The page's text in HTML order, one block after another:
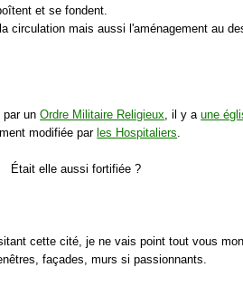
et se fondent.
circulation mais aussi l'aménagement au
par unOrdre Militaire Religieux , il y aune
modifiée par les Hospitaliers
Était elle aussi fortifiée ?
cette cité, je ne vais point tout vous
façades, murs si passionnants.